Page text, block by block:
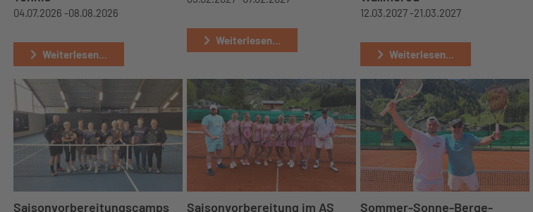
04.07.2026 -08.08.2026
Weiterlesen...
Weiterlesen...
12.03.2027 -21.03.2027
Weiterlesen...
Saisonvorbereitungscamps
Saisonvorbereitung im AS
Sommer-Sonne-Berge-